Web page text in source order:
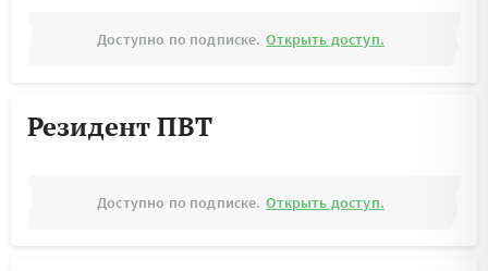
Доступно по подписке. Открыть доступ.
Резидент ПВТ
Доступно по подписке. Открыть доступ.